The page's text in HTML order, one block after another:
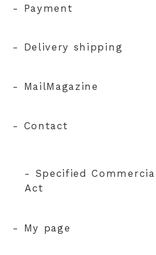
- Payment
- Delivery shipping
- MailMagazine
- Contact
- Specified
Act
- My page